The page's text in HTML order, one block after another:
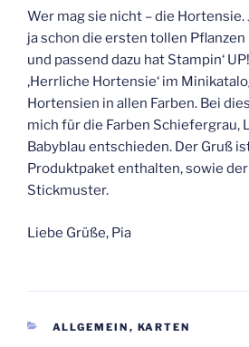
Wer mag sie nicht – die
ja schon die ersten tollen
und passend dazu hat Stampin‘
‚Herrliche Hortensie‘ im
Hortensien in allen Farben. Bei
mich für die Farben Schiefergrau,
Babyblau entschieden. Der Gruß
Produktpaket enthalten, sowie
Stickmuster.
Liebe Grüße, Pia
KATEGORIEN
ALLGEMEIN , KARTEN